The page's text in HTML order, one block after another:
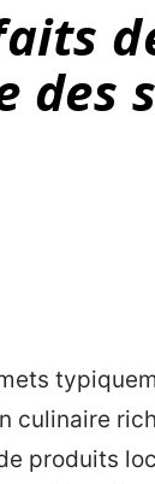
des
culinaire
produits